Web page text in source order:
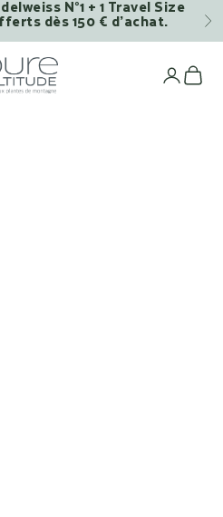
N°1 + 1 Travel Size
dès 150 € d’achat.
Altitude